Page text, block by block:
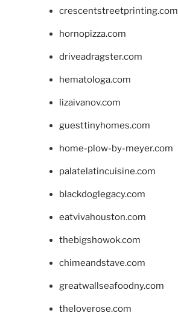
crescentstreetprinting.com
hornopizza.com
driveadragster.com
hematologa.com
lizaivanov.com
guesttinyhomes.com
home-plow-by-meyer.com
palatelatincuisine.com
blackdoglegacy.com
eatvivahouston.com
thebigshowok.com
chimeandstave.com
greatwallseafoodny.com
theloverose.com